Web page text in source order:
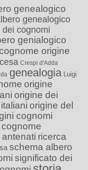
genealogico
genealogico
cognomi
genialogico
cognome origine
Crespi d'Adda
genealogia Luigi
origine
origine dei
origine del
cognomi
ricerca
schema albero
significato dei